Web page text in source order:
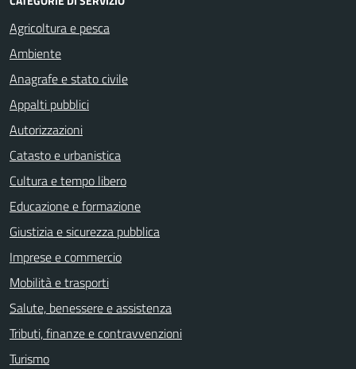
Agricoltura e pesca
Ambiente
Anagrafe e stato civile
Appalti pubblici
Autorizzazioni
Catasto e urbanistica
Cultura e tempo libero
Educazione e formazione
Giustizia e sicurezza pubblica
Imprese e commercio
Mobilità e trasporti
Salute, benessere e assistenza
Tributi, finanze e contravvenzioni
Turismo